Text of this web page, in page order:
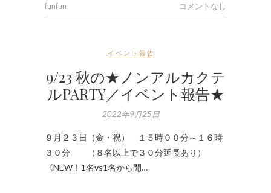
funfun コメントなし
イベント報告
9/23 秋の★ノンアルカクテ
ルPARTY／イベント報告★
2022年9月25日
９月２３日（金・祝） １５時００分～１６時
３０分 （８名以上で３０分延長あり）
《NEW！1名vs1名から開…